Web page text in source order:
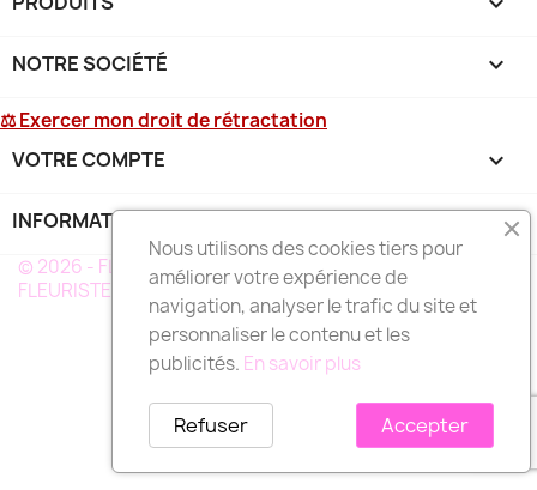
NOTRE SOCIÉTÉ 
⚖ Exercer mon droit de rétractation
VOTRE COMPTE 
INFORMATIONS keyboard_arrow_down
© 2026 - FLEURS DEUIL MARTINIQUE - UN RÉSEAU DE
FLEURISTE A VOTRE SERVICE EN MARTINIQUE
Nous utilisons des cookies tiers pour
améliorer votre expérience de
navigation, analyser le trafic du site et
personnaliser le contenu et les
publicités. En savoir plus
Accepter
Refuser